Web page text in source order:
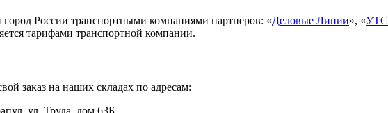
России транспортными компаниями партнеров: «Деловые Линии», «УТС
тарифами транспортной компании.
заказ на наших складах по адресам: